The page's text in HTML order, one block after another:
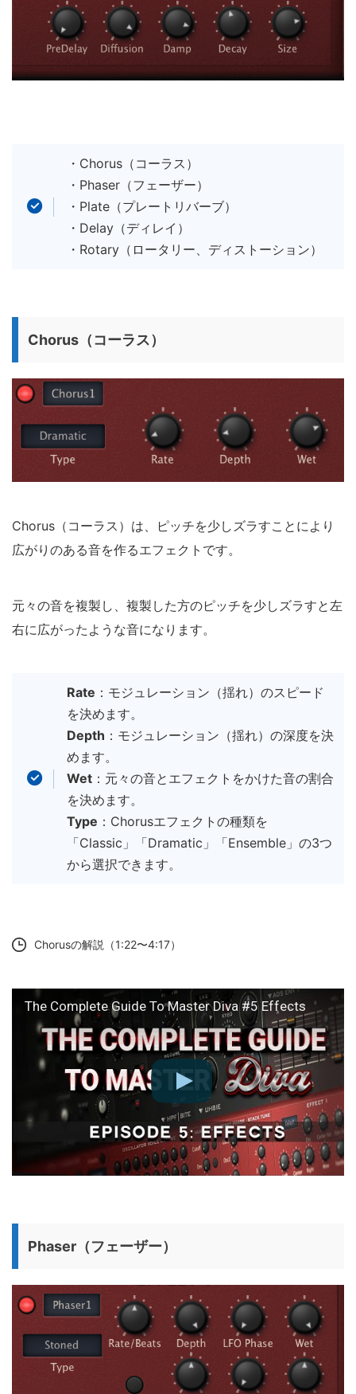
・Chorus（コーラス）
・Phaser（フェーザー）
・Plate（プレートリバーブ）
・Delay（ディレイ）
・Rotary（ロータリー、ディストーション）
Chorus（コーラス）
Chorus（コーラス）は、ピッチを少しズラすことにより
広がりのある音を作るエフェクトです。
元々の音を複製し、複製した方のピッチを少しズラすと左
右に広がったような音になります。
Rate ：モジュレーション（揺れ）のスピード
を決めます。
Depth ：モジュレーション（揺れ）の深度を決
めます。
Wet：元々の音とエフェクトをかけた音の割合
を決めます。
Type ：Chorusエフェクトの種類を
「Classic」「Dramatic」「Ensemble」の3つ
から選択できます。
Chorusの解説（1:22〜4:17）
The Complete Guide To Master Diva #5 Effects
Phaser（フェーザー）